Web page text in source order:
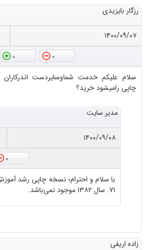
رزگار بایزیدی
۱۴۰۰/۰۹/۰۷
0
0
سلام علیکم خدمت شماوسایردست
چاپی رامیشود خرید؟
مدیر سایت
۱۴۰۰/۰۹/۰۸
0
با سلام و احترام؛ نسخه چاپی رشد
۷۱. سال ۱۳۸۲ موجود نمی‌باشد.
زاده اریفی